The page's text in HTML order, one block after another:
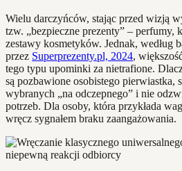
Wielu darczyńców, stając przed wizją
tzw. „bezpieczne prezenty” – perfumy,
zestawy kosmetyków. Jednak, według
przez Superprezenty.pl, 2024,
tego typu upominki za nietrafione.
są pozbawione osobistego pierwiastka,
wybranych „na odczepnego” i nie
potrzeb. Dla osoby, która przykłada
wręcz sygnałem braku zaangażowania.